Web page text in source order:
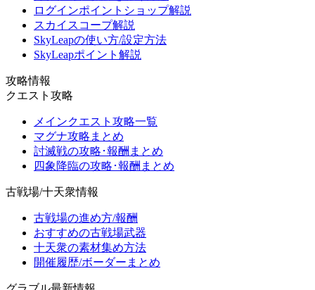
ログインポイントショップ解説
スカイスコープ解説
SkyLeapの使い方/設定方法
SkyLeapポイント解説
攻略情報
クエスト攻略
メインクエスト攻略一覧
マグナ攻略まとめ
討滅戦の攻略･報酬まとめ
四象降臨の攻略･報酬まとめ
古戦場/十天衆情報
古戦場の進め方/報酬
おすすめの古戦場武器
十天衆の素材集め方法
開催履歴/ボーダーまとめ